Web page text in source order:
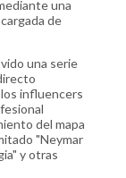
una
de
una serie
influencers
del mapa
"Neymar
y otras